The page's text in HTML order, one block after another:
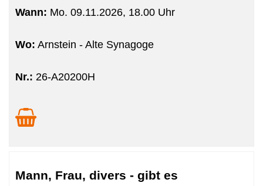
Wann: Mo. 09.11.2026, 18.00 Uhr
Wo: Arnstein - Alte Synagoge
Nr.: 26-A20200H
Mann, Frau, divers - gibt es